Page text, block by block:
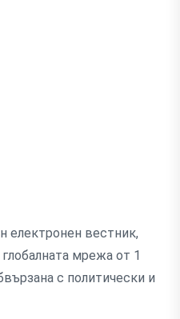
електронен вестник,
мрежа от 1
с политически и